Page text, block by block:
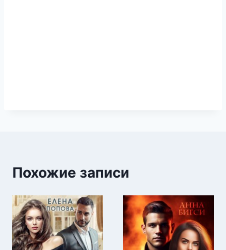
Похожие записи